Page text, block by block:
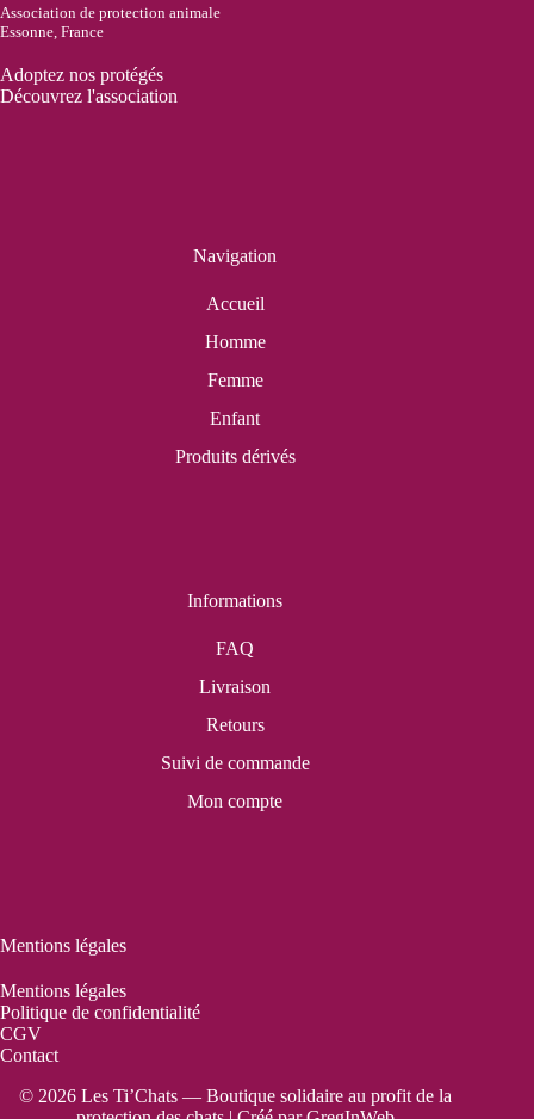
Association de protection animale
Essonne, France
Adoptez nos protégés
Découvrez l'association
Navigation
Accueil
Homme
Femme
Enfant
Produits dérivés
Informations
FAQ
Livraison
Retours
Suivi de commande
Mon compte
Mentions légales
Mentions légales
Politique de confidentialité
CGV
Contact
© 2026 Les Ti’Chats — Boutique solidaire au profit de la